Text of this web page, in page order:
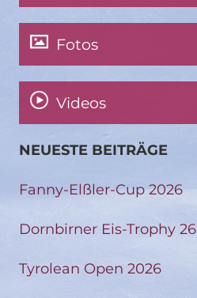
Fotos
Videos
NEUESTE BEITRÄGE
Fanny-Elßler-Cup 2026
Dornbirner Eis-Trophy 26
Tyrolean Open 2026